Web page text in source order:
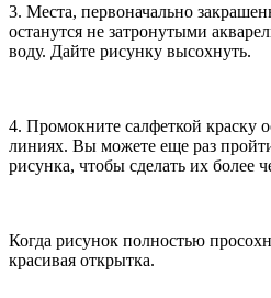
3. Места, первоначально
останутся не затронутыми
воду. Дайте рисунку высохнуть.
4. Промокните салфеткой краску
линиях. Вы можете еще раз
рисунка, чтобы сделать их более
Когда рисунок полностью
красивая открытка.